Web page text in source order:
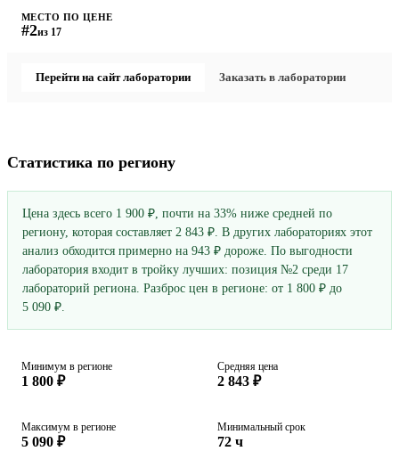
МЕСТО ПО ЦЕНЕ
#2из 17
Перейти на сайт лаборатории Заказать в лаборатории
Статистика по региону
Цена здесь всего 1 900 ₽, почти на 33% ниже средней по
региону, которая составляет 2 843 ₽. В других лабораториях этот
анализ обходится примерно на 943 ₽ дороже. По выгодности
лаборатория входит в тройку лучших: позиция №2 среди 17
лабораторий региона. Разброс цен в регионе: от 1 800 ₽ до
5 090 ₽.
Минимум в регионе
1 800 ₽
Средняя цена
2 843 ₽
Максимум в регионе
5 090 ₽
Минимальный срок
72 ч